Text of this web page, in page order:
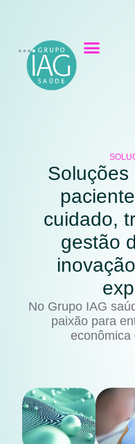
Soluções
cuidado,
gestão
No Grupo IAG
paixão para
econômica